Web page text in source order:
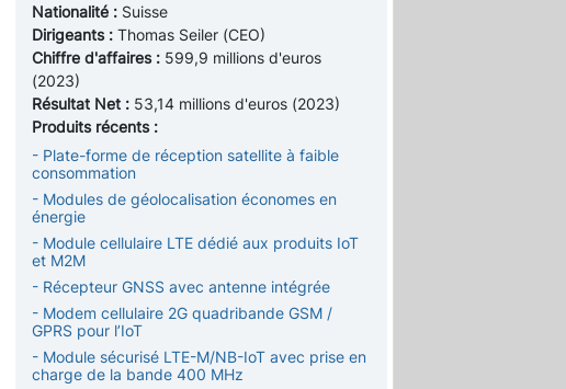
Nationalité : Suisse
Dirigeants : Thomas Seiler (CEO)
Chiffre d'affaires : 599,9 millions d'euros
(2023)
Résultat Net : 53,14 millions d'euros (2023)
Produits récents :
- Plate-forme de réception satellite à faible
consommation
- Modules de géolocalisation économes en
énergie
- Module cellulaire LTE dédié aux produits IoT
et M2M
- Récepteur GNSS avec antenne intégrée
- Modem cellulaire 2G quadribande GSM /
GPRS pour l’IoT
- Module sécurisé LTE-M/NB-IoT avec prise en
charge de la bande 400 MHz